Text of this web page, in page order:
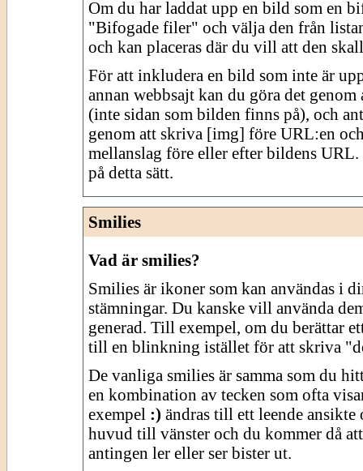
Om du har laddat upp en bild som en
"Bifogade filer" och välja den från
och kan placeras där du vill att den
För att inkludera en bild som inte är
annan webbsajt kan du göra det
(inte sidan som bilden finns på), och
genom att skriva [img] före URL:en
mellanslag före eller efter bildens
på detta sätt.
Smilies
Vad är smilies?
Smilies är ikoner som kan användas i
stämningar. Du kanske vill använda
generad. Till exempel, om du berättar
till en blinkning istället för att skriva
De vanliga smilies är samma som du
en kombination av tecken som ofta
exempel :) ändras till ett leende ansikte
huvud till vänster och du kommer då
antingen ler eller ser bister ut.